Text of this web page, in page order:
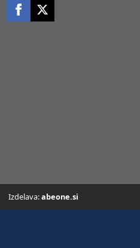
Izdelava:abeone.si